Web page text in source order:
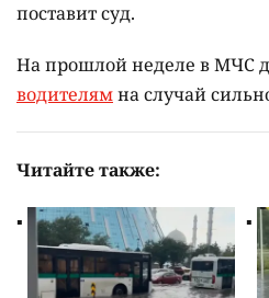
поставит суд.
На прошлой неделе в МЧС
водителямна случай
Читайте также: